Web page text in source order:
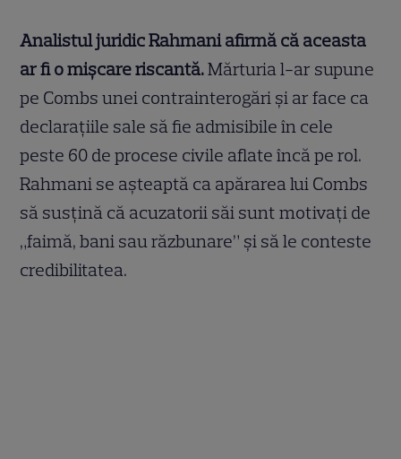
Analistul juridic Rahmani afirmă că aceasta
ar fi o mișcare riscantă.Mărturia l-ar supune
pe Combs unei contrainterogări și ar face ca
declarațiile sale să fie admisibile în cele
peste 60 de procese civile aflate încă pe rol.
Rahmani se așteaptă ca apărarea lui Combs
să susțină că acuzatorii săi sunt motivați de
„faimă, bani sau răzbunare” și să le conteste
credibilitatea.